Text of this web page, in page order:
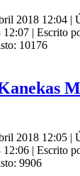
2018 12:04
12:07
Escrito
10176
2018 12:05 |
12:06 | Escrito
9906